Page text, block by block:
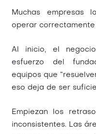
Muchas empresas
operar
Al inicio, el
esfuerzo del
equipos que
eso deja de ser
Empiezan los
inconsistentes. Las